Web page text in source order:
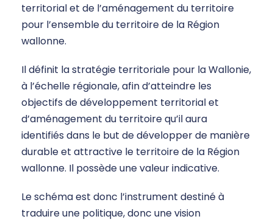
territorial et de l’aménagement du territoire
pour l’ensemble du territoire de la Région
wallonne.
Il définit la stratégie territoriale pour la Wallonie,
à l’échelle régionale, afin d’atteindre les
objectifs de développement territorial et
d’aménagement du territoire qu’il aura
identifiés dans le but de développer de manière
durable et attractive le territoire de la Région
wallonne. Il possède une valeur indicative.
Le schéma est donc l’instrument destiné à
traduire une politique, donc une vision